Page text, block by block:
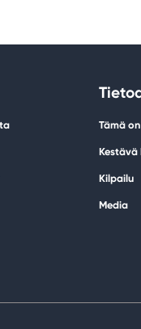
Tämä
Kestävä
Kilpailu
Media